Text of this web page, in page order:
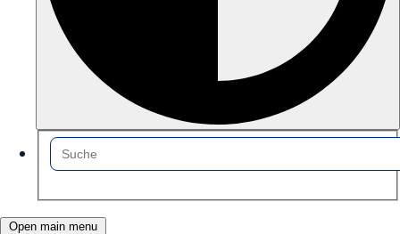
Open main menu